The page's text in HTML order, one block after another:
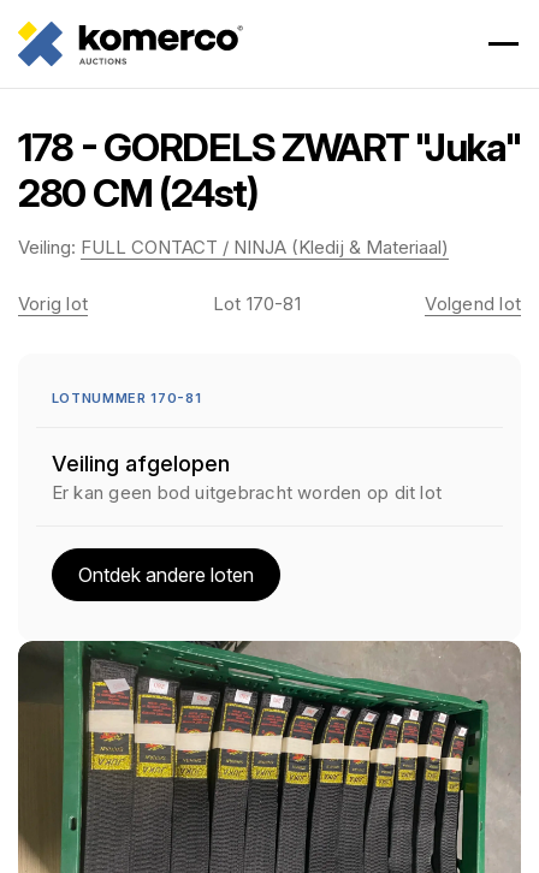
178 - GORDELS ZWART "Juka"
280 CM (24st)
Veiling: FULL CONTACT / NINJA (Kledij & Materiaal)
Vorig lot Lot 170-81 Volgend lot
LOTNUMMER 170-81
Veiling afgelopen
Er kan geen bod uitgebracht worden op dit lot
Ontdek andere loten